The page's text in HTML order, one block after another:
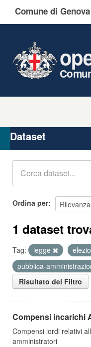
Comune di Genova
Organizzazioni
Gruppi
Dataset
Ordina per
1 dataset
Tag: legge
pubblica-
Risultato del Filtro
Compensi incarichi
Compensi lordi relativi
amministratori